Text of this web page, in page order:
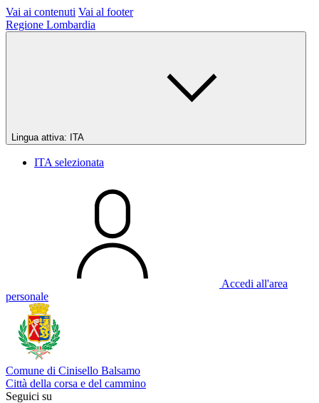
Vai ai contenuti Vai al footer
Regione Lombardia
Lingua attiva: ITA
ITA selezionata
Accedi all'area
personale
Comune di Cinisello Balsamo
Città della corsa e del cammino
Seguici su